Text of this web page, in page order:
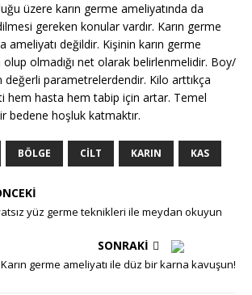
üzere karın germe ameliyatında da
gereken konular vardır. Karın germe
ameliyatı değildir. Kişinin karın germe
olup olmadığı net olarak belirlenmelidir. Boy/
değerli parametrelerdendir. Kilo arttıkça
hem hasta hem tabip için artar. Temel
bedene hoşluk katmaktır.
BÖLGE CILT KARIN KAS
yüz germe teknikleri ile meydan okuyun
SONRAKI
Karın germe ameliyatı ile düz bir karna kavuşun!